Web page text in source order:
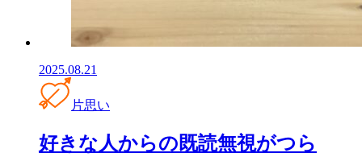
2025.08.21
片思い
好きな人からの既読無視がつら